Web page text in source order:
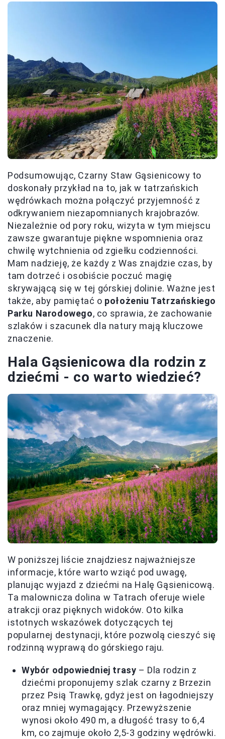
Podsumowując, Czarny Staw Gąsienicowy to
doskonały przykład na to, jak w tatrzańskich
wędrówkach można połączyć przyjemność z
odkrywaniem niezapomnianych krajobrazów.
Niezależnie od pory roku, wizyta w tym miejscu
zawsze gwarantuje piękne wspomnienia oraz
chwilę wytchnienia od zgiełku codzienności.
Mam nadzieję, że każdy z Was znajdzie czas, by
tam dotrzeć i osobiście poczuć magię
skrywającą się w tej górskiej dolinie. Ważne jest
także, aby pamiętać o położeniu Tatrzańskiego
Parku Narodowego, co sprawia, że zachowanie
szlaków i szacunek dla natury mają kluczowe
znaczenie.
Hala Gąsienicowa dla rodzin z
dziećmi - co warto wiedzieć?
W poniższej liście znajdziesz najważniejsze
informacje, które warto wziąć pod uwagę,
planując wyjazd z dziećmi na Halę Gąsienicową.
Ta malownicza dolina w Tatrach oferuje wiele
atrakcji oraz pięknych widoków. Oto kilka
istotnych wskazówek dotyczących tej
popularnej destynacji, które pozwolą cieszyć się
rodzinną wyprawą do górskiego raju.
Wybór odpowiedniej trasy – Dla rodzin z
dziećmi proponujemy szlak czarny z Brzezin
przez Psią Trawkę, gdyż jest on łagodniejszy
oraz mniej wymagający. Przewyższenie
wynosi około 490 m, a długość trasy to 6,4
km, co zajmuje około 2,5-3 godziny wędrówki.